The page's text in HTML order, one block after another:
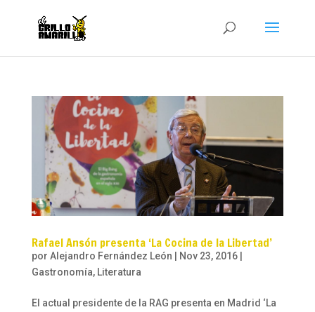
Rafael Ansón presenta ‘La Cocina de la Libertad’
por Alejandro Fernández León | Nov 23, 2016|
Gastronomía, Literatura
El actual presidente de la RAG presenta en Madrid ‘La